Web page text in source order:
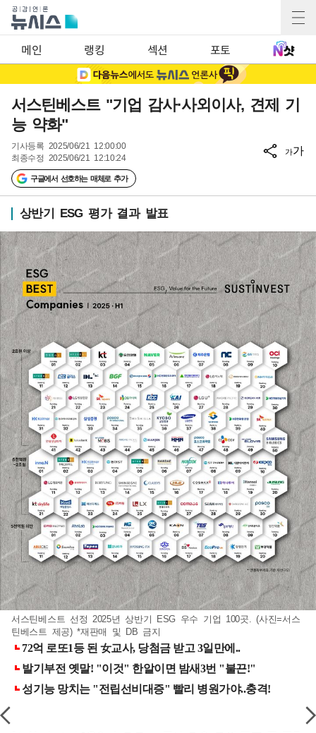
메인 랭킹 섹션 포토
서스틴베스트 "기업 감사·사외이사, 견제 기
능 약화"
기사등록 2025/06/21 12:00:00
최종수정 2025/06/21 12:10:24
구글에서 선호하는 매체로 추가
가가
상반기 ESG 평가 결과 발표
서스틴베스트 선정 2025년 상반기 ESG 우수 기업 100곳. (사진=서스
틴베스트 제공) *재판매 및 DB 금지